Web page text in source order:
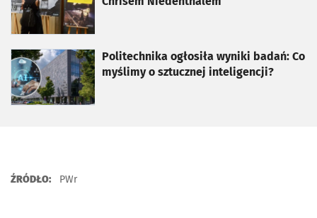
Politechnika ogłosiła wyniki badań: Co
myślimy o sztucznej inteligencji?
otworzy się w nowej karcie
ŹRÓDŁO: PWr